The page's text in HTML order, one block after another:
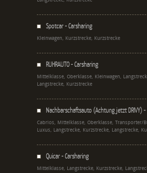
Spotcar - Carsharing
Kleinwagen, Kurzstrecke, Kurzstrecke
RUHRAUTO - Carsharing
Mittelklasse, Oberklasse, Kleinwagen,
Langstrecke, Kurzstrecke
Nachbarschaftsauto (Achtung jetzt DRIVY) -
Cabrios, Mittelklasse, Oberklasse, Transporter/
Luxus, Langstrecke, Kurzstrecke, Langstrecke,
Quicar - Carsharing
Mittelklasse, Langstrecke, Kurzstrecke,